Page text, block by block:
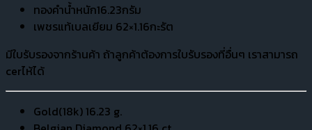
ทองคำน้ำหนัก16.23กรัม
เพชรแท้เบลเยียม 62×1.16กะรัต
มีใบรับรองจากร้านค้า ถ้าลูกค้าต้องการใบรับรองที่อื่นๆ เราสามารถ
cerไห้ได้
Gold(18k) 16.23 g.